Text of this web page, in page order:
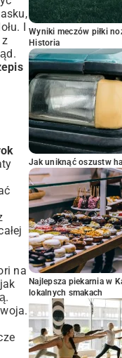
I
na
Wyniki meczów piłki
Historia
Jak uniknąć oszustw
Najlepsza piekarnia w
lokalnych smakach